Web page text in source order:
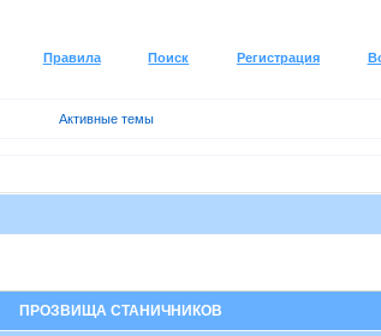
Правила Поиск Регистрация
Активные темы
ПРОЗВИЩА СТАНИЧНИКОВ